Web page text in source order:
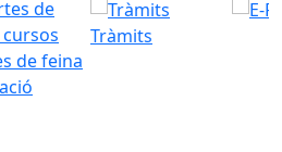
de feina
Tràmits